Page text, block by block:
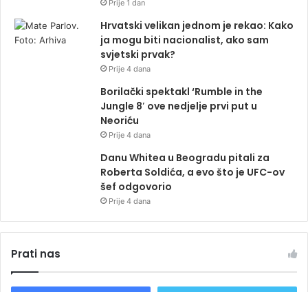
Prije 1 dan
Hrvatski velikan jednom je rekao: Kako
ja mogu biti nacionalist, ako sam
svjetski prvak?
Prije 4 dana
Borilački spektakl ‘Rumble in the
Jungle 8′ ove nedjelje prvi put u
Neoriću
Prije 4 dana
Danu Whitea u Beogradu pitali za
Roberta Soldića, a evo što je UFC-ov
šef odgovorio
Prije 4 dana
Prati nas